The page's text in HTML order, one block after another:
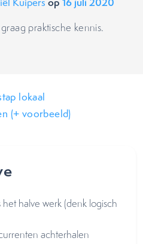
praktische kennis.
lokaal
(+ voorbeeld)
halve werk (denk logisch
achterhalen